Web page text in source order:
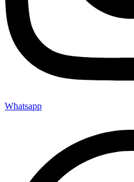
Whatsapp